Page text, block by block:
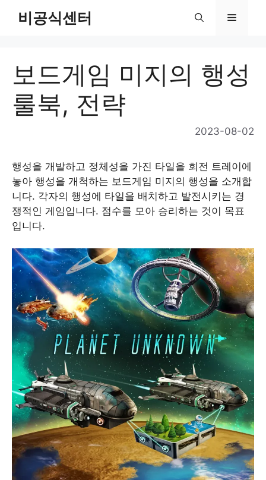
비공식센터 Menu
보드게임 미지의 행성
룰북, 전략
2023-08-02
행성을 개발하고 정체성을 가진 타일을 회전 트레이에
놓아 행성을 개척하는 보드게임 미지의 행성을 소개합
니다. 각자의 행성에 타일을 배치하고 발전시키는 경
쟁적인 게임입니다. 점수를 모아 승리하는 것이 목표
입니다.